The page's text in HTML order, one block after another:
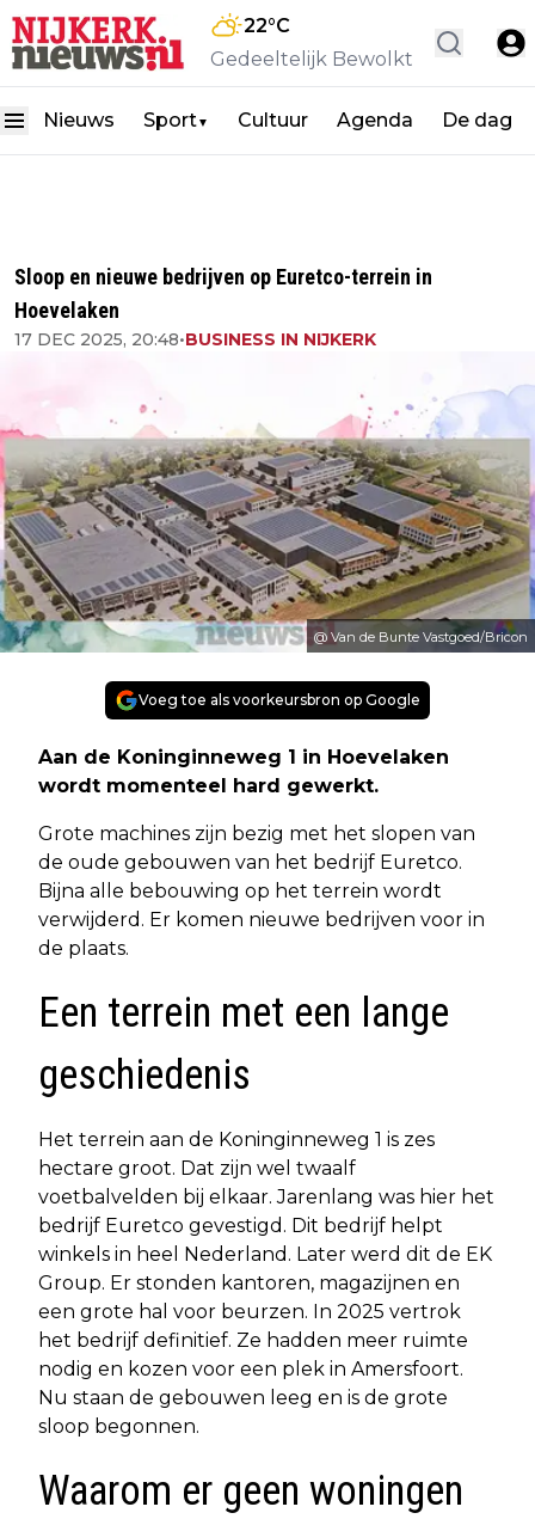
22°C
Gedeeltelijk Bewolkt
Nieuws Sport▼ Cultuur Agenda De dag
Sloop en nieuwe bedrijven op Euretco-terrein in
Hoevelaken
17 DEC 2025, 20:48•BUSINESS IN NIJKERK
@ Van de Bunte Vastgoed/Bricon
Voeg toe als voorkeursbron op Google
Aan de Koninginneweg 1 in Hoevelaken
wordt momenteel hard gewerkt.
Grote machines zijn bezig met het slopen van
de oude gebouwen van het bedrijf Euretco.
Bijna alle bebouwing op het terrein wordt
verwijderd. Er komen nieuwe bedrijven voor in
de plaats.
Een terrein met een lange
geschiedenis
Het terrein aan de Koninginneweg 1 is zes
hectare groot. Dat zijn wel twaalf
voetbalvelden bij elkaar. Jarenlang was hier het
bedrijf Euretco gevestigd. Dit bedrijf helpt
winkels in heel Nederland. Later werd dit de EK
Group. Er stonden kantoren, magazijnen en
een grote hal voor beurzen. In 2025 vertrok
het bedrijf definitief. Ze hadden meer ruimte
nodig en kozen voor een plek in Amersfoort.
Nu staan de gebouwen leeg en is de grote
sloop begonnen.
Waarom er geen woningen